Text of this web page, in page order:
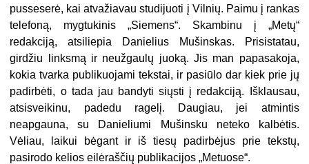
pusseserė, kai atvažiavau studijuoti į Vilnių. Paimu į rankas
telefoną, mygtukinis „Siemens“. Skambinu į „Metų“
redakciją, atsiliepia Danielius Mušinskas. Prisistatau,
girdžiu linksmą ir neužgaulų juoką. Jis man papasakoja,
kokia tvarka publikuojami tekstai, ir pasiūlo dar kiek prie jų
padirbėti, o tada jau bandyti siųsti į redakciją. Išklausau,
atsisveikinu, padedu ragelį. Daugiau, jei atmintis
neapgauna, su Danieliumi Mušinsku neteko kalbėtis.
Vėliau, laikui bėgant ir iš tiesų padirbėjus prie tekstų,
pasirodo kelios eilėraščių publikacijos „Metuose“.